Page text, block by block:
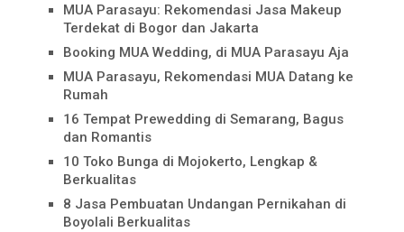
MUA Parasayu: Rekomendasi Jasa Makeup
Terdekat di Bogor dan Jakarta
Booking MUA Wedding, di MUA Parasayu Aja
MUA Parasayu, Rekomendasi MUA Datang ke
Rumah
16 Tempat Prewedding di Semarang, Bagus
dan Romantis
10 Toko Bunga di Mojokerto, Lengkap &
Berkualitas
8 Jasa Pembuatan Undangan Pernikahan di
Boyolali Berkualitas